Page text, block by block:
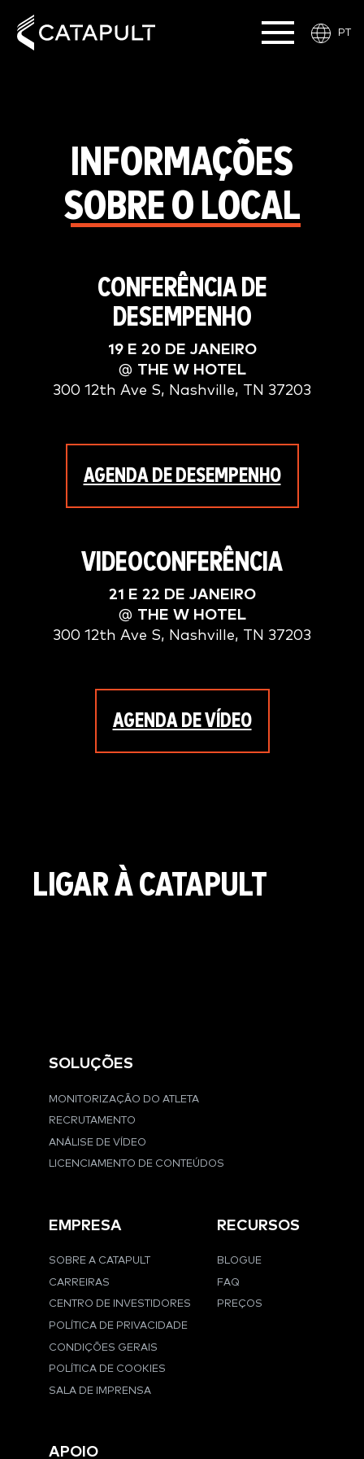
PT
INFORMAÇÕES
SOBRE O LOCAL
CONFERÊNCIA DE
DESEMPENHO
19 E 20 DE JANEIRO
@ THE W HOTEL
300 12th Ave S, Nashville, TN 37203
AGENDA DE DESEMPENHO
VIDEOCONFERÊNCIA
21 E 22 DE JANEIRO
@ THE W HOTEL
300 12th Ave S, Nashville, TN 37203
AGENDA DE VÍDEO
LIGAR À CATAPULT
SOLUÇÕES
MONITORIZAÇÃO DO ATLETA
RECRUTAMENTO
ANÁLISE DE VÍDEO
LICENCIAMENTO DE CONTEÚDOS
EMPRESA
SOBRE A CATAPULT
CARREIRAS
CENTRO DE INVESTIDORES
POLÍTICA DE PRIVACIDADE
CONDIÇÕES GERAIS
POLÍTICA DE COOKIES
SALA DE IMPRENSA
RECURSOS
BLOGUE
FAQ
PREÇOS
APOIO